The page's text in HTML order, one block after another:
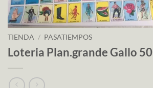
TIENDA / PASATIEMPOS
Loteria Plan.grande Gallo